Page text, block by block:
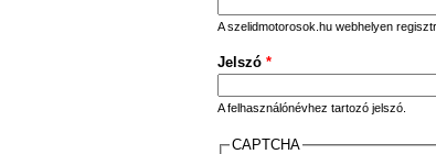
A szelidmotorosok.hu webhelyen
Jelszó *
A felhasználónévhez tartozó jelszó.
CAPTCHA